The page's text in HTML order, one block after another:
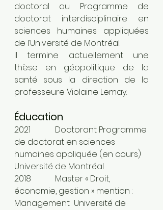
doctoral au Programme de
doctorat interdisciplinaire en
sciences humaines appliquées
de l’Université de Montréal.
Il termine actuellement une
thèse en géopolitique de la
santé sous la direction de la
professeure Violaine Lemay.
Éducation
2021		Doctorant Programme
de doctorat en sciences
humaines appliquée (en cours)
2018		Master « Droit,
économie, gestion » mention :
Management  Université de